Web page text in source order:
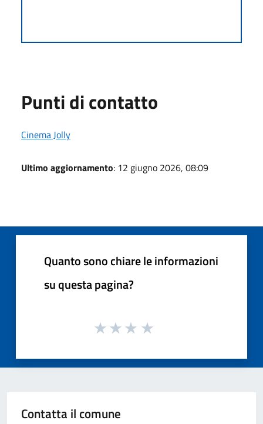
Punti di contatto
Cinema Jolly
Ultimo aggiornamento: 12 giugno 2026, 08:09
Quanto sono chiare le informazioni
su questa pagina?
Contatta il comune